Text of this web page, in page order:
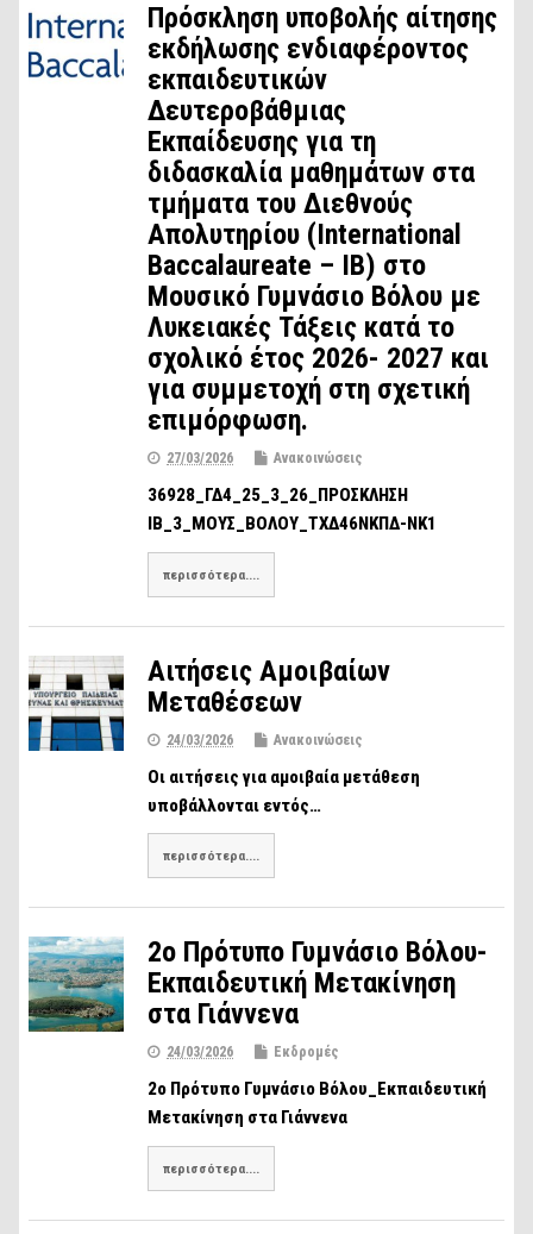
Πρόσκληση υποβολής αίτησης
εκδήλωσης ενδιαφέροντος
εκπαιδευτικών
Δευτεροβάθμιας
Εκπαίδευσης για τη
διδασκαλία μαθημάτων στα
τμήματα του Διεθνούς
Απολυτηρίου (International
Baccalaureate – IB) στο
Μουσικό Γυμνάσιο Βόλου με
Λυκειακές Τάξεις κατά το
σχολικό έτος 2026- 2027 και
για συμμετοχή στη σχετική
επιμόρφωση.
27/03/2026 Ανακοινώσεις
36928_ΓΔ4_25_3_26_ΠΡΟΣΚΛΗΣΗ
ΙΒ_3_ΜΟΥΣ_ΒΟΛΟΥ_ΤΧΔ46ΝΚΠΔ-ΝΚ1
περισσότερα....
Αιτήσεις Αμοιβαίων
Μεταθέσεων
24/03/2026 Ανακοινώσεις
Οι αιτήσεις για αμοιβαία μετάθεση
υποβάλλονται εντός…
περισσότερα....
2ο Πρότυπο Γυμνάσιο Βόλου-
Eκπαιδευτική Mετακίνηση
στα Γιάννενα
24/03/2026 Εκδρομές
2ο Πρότυπο Γυμνάσιο Βόλου_Εκπαιδευτική
Μετακίνηση στα Γιάννενα
περισσότερα....